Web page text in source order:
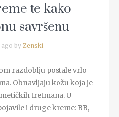
te kako
savršenu
by Zenski
razdoblju postale vrlo
Obnavljaju kožu koja je
tretmana. U
i druge kreme: BB,